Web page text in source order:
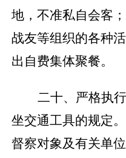
地，不准私自会客
战友等组织的各种
出自费集体聚餐。
二十、严格执
坐交通工具的规定
督察对象及有关单